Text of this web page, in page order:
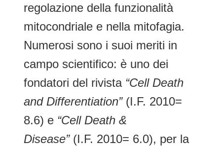
regolazione della funzionalità
mitocondriale e nella mitofagia.
Numerosi sono i suoi meriti in
campo scientifico: è uno dei
fondatori del rivista “Cell Death
and Differentiation”(I.F. 2010=
8.6) e “Cell Death &
Disease”(I.F. 2010= 6.0), per la